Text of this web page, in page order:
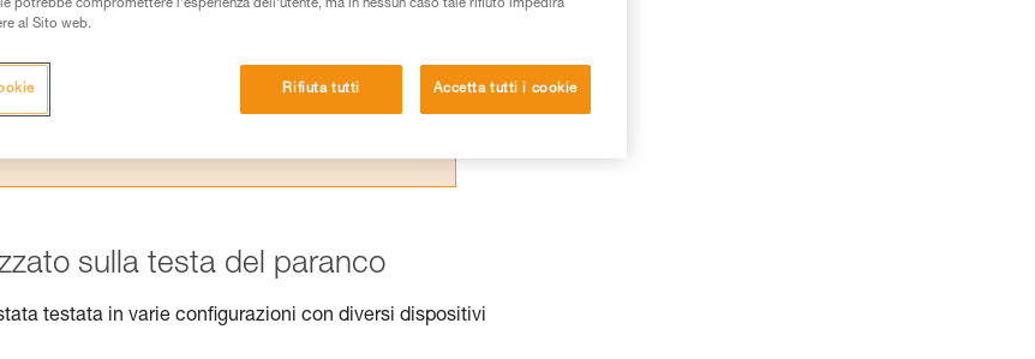
ed un addestramento specifico.
di rifare la manovra, da soli, in piena sicurezza,
attività. Ne possono esistere altre che non
sulla testa del paranco
testata in varie configurazioni con diversi dispositivi
potrebbe compromettere l’esperienza dell’utente, ma in nessun caso tale rifiuto impedirà
al Sito web.
Rifiuta tutti Accetta tutti i cookie